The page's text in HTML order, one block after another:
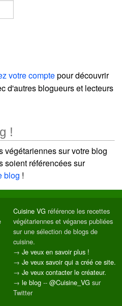
votre comptepour découvrir
d'autres blogueurs et lecteurs
!
végétariennes sur votre blog
soient référencées sur
blog !
Cuisine VG référence les recettes
végétariennes et véganes publiées
sur une sélection de blogs de
cuisine.
→ Je veux en savoir plus !
→ Je veux savoir qui a créé ce site.
→ Je veux contacter le créateur.
→ le blog -- @Cuisine_VG sur
Twitter